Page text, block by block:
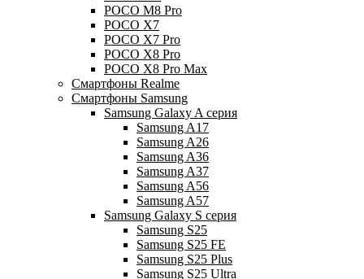
POCO M8 Pro
POCO X7
POCO X7 Pro
POCO X8 Pro
POCO X8 Pro Max
Смартфоны Realme
Смартфоны Samsung
Samsung Galaxy A серия
Samsung A17
Samsung A26
Samsung A36
Samsung A37
Samsung A56
Samsung A57
Samsung Galaxy S серия
Samsung S25
Samsung S25 FE
Samsung S25 Plus
Samsung S25 Ultra